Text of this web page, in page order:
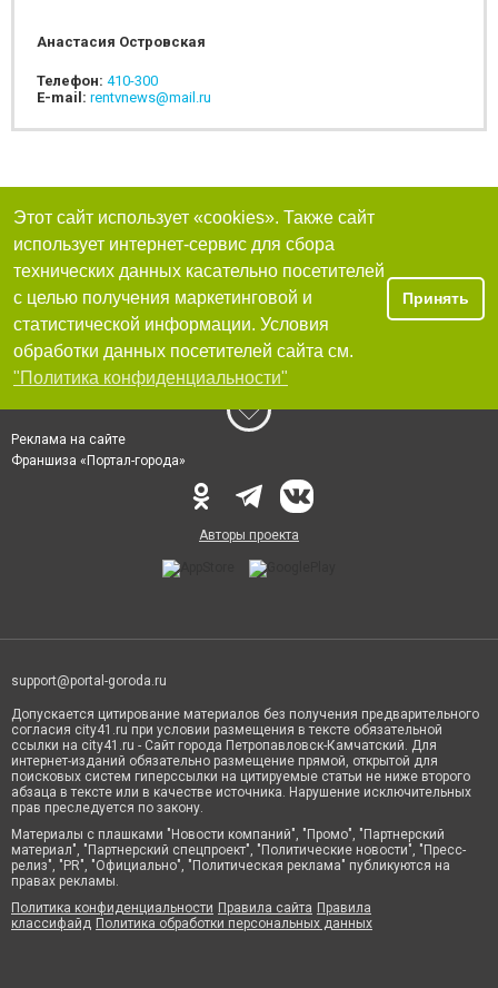
Анастасия Островская
Телефон: 410-300
E-mail: rentvnews@mail.ru
Этот сайт использует «cookies». Также сайт
использует интернет-сервис для сбора
технических данных касательно посетителей
с целью получения маркетинговой и
статистической информации. Условия
обработки данных посетителей сайта см.
"Политика конфиденциальности"
Принять
Реклама на сайте
Франшиза «Портал-города»
Авторы проекта
support@portal-goroda.ru
Допускается цитирование материалов без получения предварительного
согласия city41.ru при условии размещения в тексте обязательной
ссылки на city41.ru - Сайт города Петропавловск-Камчатский. Для
интернет-изданий обязательно размещение прямой, открытой для
поисковых систем гиперссылки на цитируемые статьи не ниже второго
абзаца в тексте или в качестве источника. Нарушение исключительных
прав преследуется по закону.
Материалы с плашками "Новости компаний", "Промо", "Партнерский
материал", "Партнерский спецпроект", "Политические новости", "Пресс-
релиз", "PR", "Официально", "Политическая реклама" публикуются на
правах рекламы.
Политика конфиденциальности Правила сайта Правила
классифайд Политика обработки персональных данных